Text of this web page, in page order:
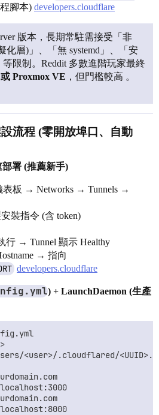
腳本) developers.cloudflare
版本，長期常駐需接受「非
化層)」、「無 systemd」、「安
限制。Reddit 多數進階玩家最終
Proxmox VE ，但門檻較高 。
流程 (零開放埠口、自動
署 (推薦新手)
表板 → Networks → Tunnels →
裝指令 (含 token)
行 → Tunnel 顯示 Healthy
→ 指向
developers.cloudflare
) + LaunchDaemon (生產
<user>/.cloudflared/